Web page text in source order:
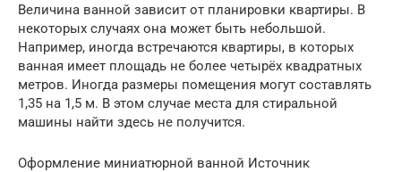
Величина ванной зависит от планировки квартиры. В
некоторых случаях она может быть небольшой.
Например, иногда встречаются квартиры, в которых
ванная имеет площадь не более четырёх квадратных
метров. Иногда размеры помещения могут составлять
1,35 на 1,5 м. В этом случае места для стиральной
машины найти здесь не получится.
Оформление миниатюрной ванной Источник